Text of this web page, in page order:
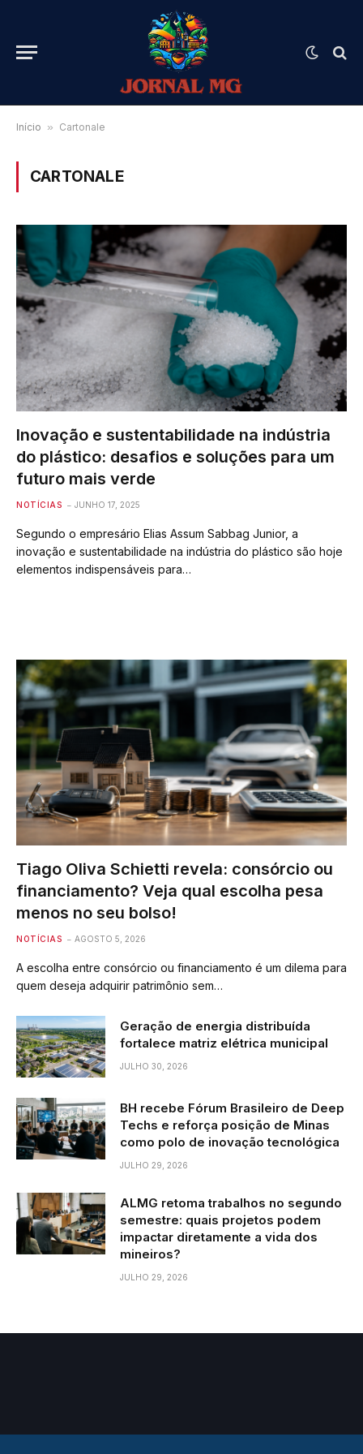
Início » Cartonale
CARTONALE
Inovação e sustentabilidade na indústria
do plástico: desafios e soluções para um
futuro mais verde
NOTÍCIAS JUNHO 17, 2025
Segundo o empresário Elias Assum Sabbag Junior, a
inovação e sustentabilidade na indústria do plástico são hoje
elementos indispensáveis para…
Tiago Oliva Schietti revela: consórcio ou
financiamento? Veja qual escolha pesa
menos no seu bolso!
NOTÍCIAS AGOSTO 5, 2026
A escolha entre consórcio ou financiamento é um dilema para
quem deseja adquirir patrimônio sem…
Geração de energia distribuída
fortalece matriz elétrica municipal
JULHO 30, 2026
BH recebe Fórum Brasileiro de Deep
Techs e reforça posição de Minas
como polo de inovação tecnológica
JULHO 29, 2026
ALMG retoma trabalhos no segundo
semestre: quais projetos podem
impactar diretamente a vida dos
mineiros?
JULHO 29, 2026